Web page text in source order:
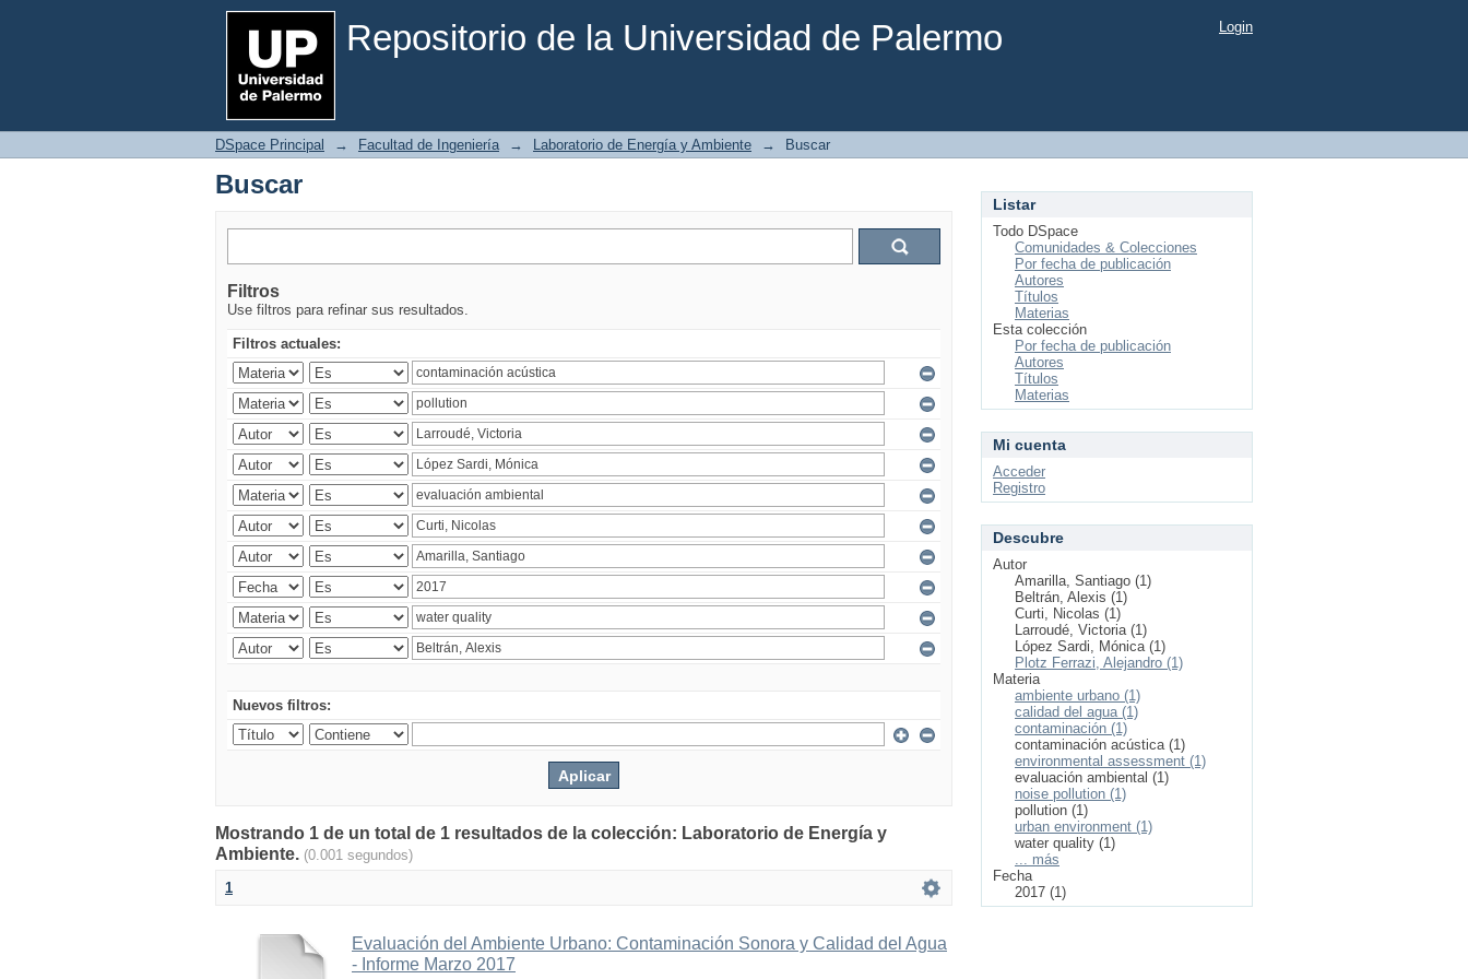
Repositorio de la Universidad de Palermo
Buscar Login
DSpace Principal → Facultad de Ingeniería → Laboratorio de Energía y Ambiente → Buscar
Buscar
Filtros
Use filtros para refinar sus resultados.
Filtros actuales:
Nuevos filtros:
Mostrando 1 de un total de 1 resultados de la colección: Laboratorio de Energía y
Ambiente. (0.001 segundos)
1
Evaluación del Ambiente Urbano: Contaminación Sonora y Calidad del Agua
- Informe Marzo 2017
Listar
Todo DSpace
Comunidades & Colecciones
Por fecha de publicación
Autores
Títulos
Materias
Esta colección
Por fecha de publicación
Autores
Títulos
Materias
Mi cuenta
Acceder
Registro
Descubre
Autor
Amarilla, Santiago (1)
Beltrán, Alexis (1)
Curti, Nicolas (1)
Larroudé, Victoria (1)
López Sardi, Mónica (1)
Plotz Ferrazi, Alejandro (1)
Materia
ambiente urbano (1)
calidad del agua (1)
contaminación (1)
contaminación acústica (1)
environmental assessment (1)
evaluación ambiental (1)
noise pollution (1)
pollution (1)
urban environment (1)
water quality (1)
... más
Fecha
2017 (1)